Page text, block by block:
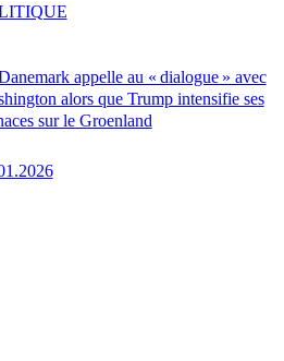
appelle au « dialogue » avec
alors que Trump intensifie ses
sur le Groenland